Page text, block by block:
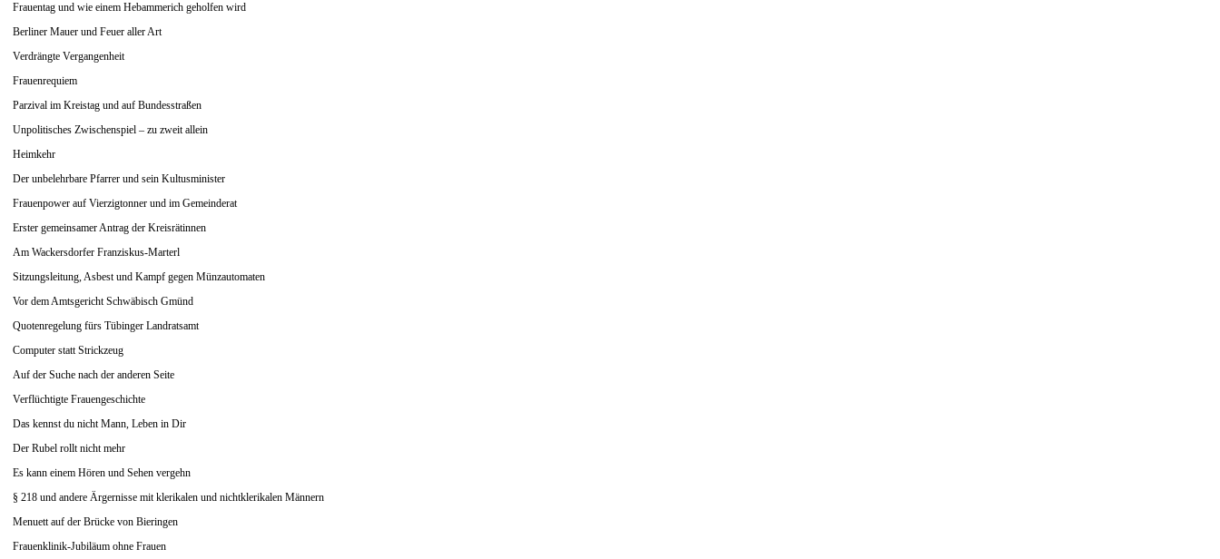
Frauentag und wie einem Hebammerich geholfen wird
Berliner Mauer und Feuer aller Art
Verdrängte Vergangenheit
Frauenrequiem
Parzival im Kreistag und auf Bundesstraßen
Unpolitisches Zwischenspiel – zu zweit allein
Heimkehr
Der unbelehrbare Pfarrer und sein Kultusminister
Frauenpower auf Vierzigtonner und im Gemeinderat
Erster gemeinsamer Antrag der Kreisrätinnen
Am Wackersdorfer Franziskus-Marterl
Sitzungsleitung, Asbest und Kampf gegen Münzautomaten
Vor dem Amtsgericht Schwäbisch Gmünd
Quotenregelung fürs Tübinger Landratsamt
Computer statt Strickzeug
Auf der Suche nach der anderen Seite
Verflüchtigte Frauengeschichte
Das kennst du nicht Mann, Leben in Dir
Der Rubel rollt nicht mehr
Es kann einem Hören und Sehen vergehn
§ 218 und andere Ärgernisse mit klerikalen und nichtklerikalen Männern
Menuett auf der Brücke von Bieringen
Frauenklinik-Jubiläum ohne Frauen